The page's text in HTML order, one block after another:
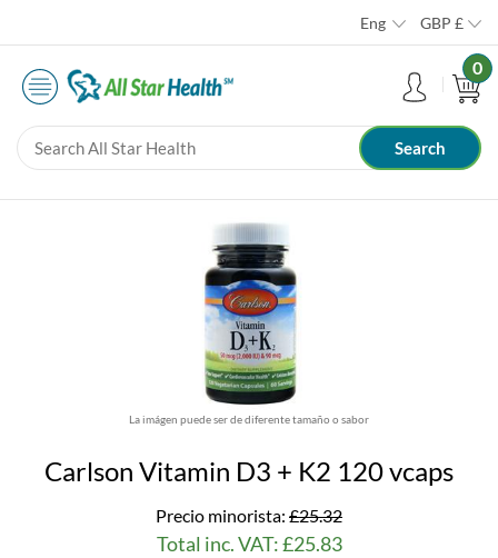
Eng GBP £
0
La imágen puede ser de diferente tamaño o sabor
Carlson Vitamin D3 + K2 120 vcaps
Precio minorista: £25.32
Total inc. VAT: £25.83